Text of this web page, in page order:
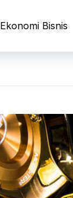
Ekonomi Bisnis